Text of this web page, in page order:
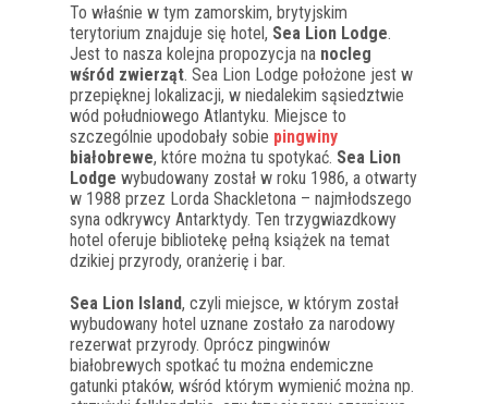
To właśnie w tym zamorskim, brytyjskim
terytorium znajduje się hotel, Sea Lion Lodge.
Jest to nasza kolejna propozycja na nocleg
wśród zwierząt. Sea Lion Lodge położone jest w
przepięknej lokalizacji, w niedalekim sąsiedztwie
wód południowego Atlantyku. Miejsce to
szczególnie upodobały sobie pingwiny
białobrewe, które można tu spotykać. Sea Lion
Lodge wybudowany został w roku 1986, a otwarty
w 1988 przez Lorda Shackletona – najmłodszego
syna odkrywcy Antarktydy. Ten trzygwiazdkowy
hotel oferuje bibliotekę pełną książek na temat
dzikiej przyrody, oranżerię i bar.
Sea Lion Island, czyli miejsce, w którym został
wybudowany hotel uznane zostało za narodowy
rezerwat przyrody. Oprócz pingwinów
białobrewych spotkać tu można endemiczne
gatunki ptaków, wśród którym wymienić można np.